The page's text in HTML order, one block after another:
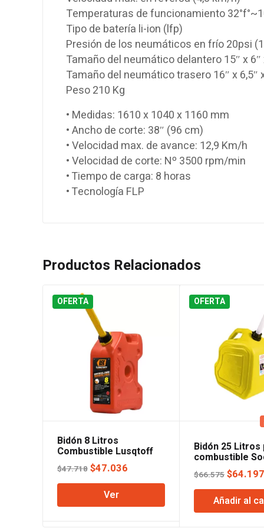
Temperaturas de funcionamiento
Tipo de batería li-ion (lfp)
Presión de los neumáticos en frío 20psi
Tamaño del neumático delantero 15″ x 6″
Tamaño del neumático trasero 16″ x 6,5″
Peso 210 Kg
• Medidas: 1610 x 1040 x 1160 mm
• Ancho de corte: 38″ (96 cm)
• Velocidad max. de avance: 12,9 Km/h
• Velocidad de corte: Nº 3500 rpm/min
• Tiempo de carga: 8 horas
• Tecnología FLP
Productos Relacionados
OFERTA
Bidón 8 Litros
Combustible Lusqtoff
$47.718 El
precio
original
era:
$47.036
precio
es:
Ver
OFERTA
Bidón 25 Litros
combustible
$66.575 El
precio
original
era:
$64.197
Añadir al